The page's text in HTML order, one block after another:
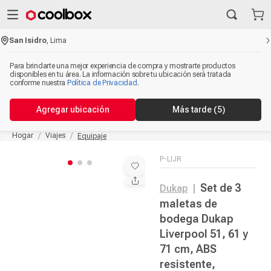
San Isidro ,Lima
Para brindarte una mejor experiencia de compra y mostrarte productos
disponibles en tu área. La información sobre tu ubicación será tratada
conforme nuestra Política de Privacidad .
Agregar ubicación Más tarde (5)
Hogar Viajes Equipaje
P-LIJR
Dukap
Set de 3
maletas de
bodega Dukap
Liverpool 51, 61 y
71 cm, ABS
resistente,